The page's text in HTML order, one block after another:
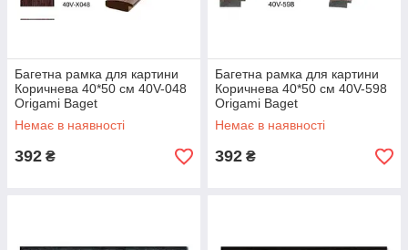
Багетна рамка для картини
Коричнева 40*50 см 40V-048
Origami Baget
Немає в наявності
392 ₴
Багетна рамка для картини
Коричнева 40*50 см 40V-598
Origami Baget
Немає в наявності
392 ₴